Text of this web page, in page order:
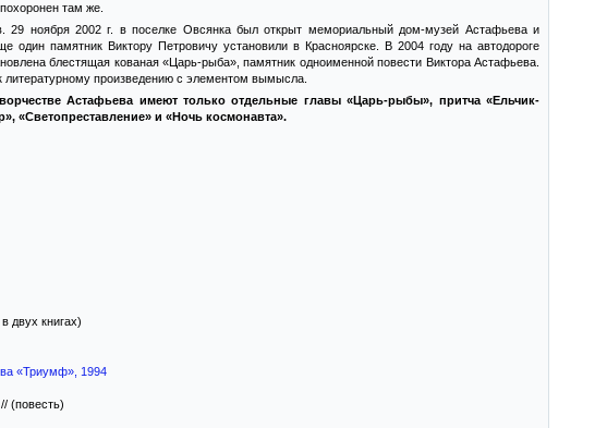
там же.
29 ноября 2002 г. в поселке Овсянка был открыт мемориальный дом-музей Астафьева и
один памятник Виктору Петровичу установили в Красноярске. В 2004 году на автодороге
блестящая кованая «Царь-рыба», памятник одноименной повести Виктора Астафьева.
произведению с элементом вымысла.
Астафьева имеют только отдельные главы «Царь-рыбы», притча «Ельчик-
«Светопреставление» и «Ночь космонавта».
двух книгах)
«Триумф», 1994
// (повесть)